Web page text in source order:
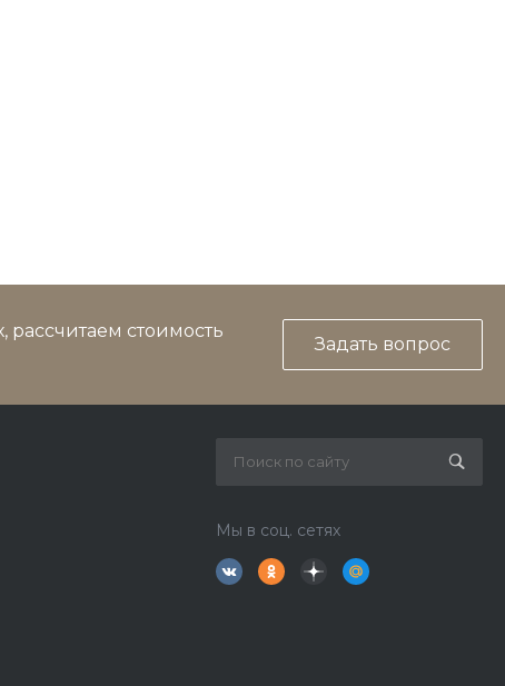
рассчитаем стоимость
Задать вопрос
Мы в соц. сетях